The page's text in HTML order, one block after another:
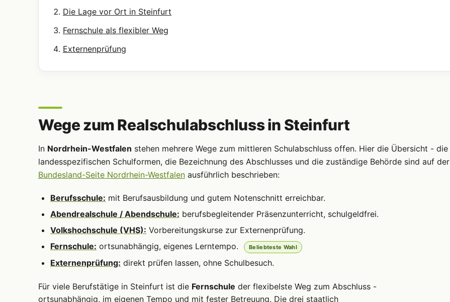
Die Lage vor Ort in Steinfurt
Fernschule als flexibler Weg
Externenprüfung
Wege zum Realschulabschluss in Steinfurt
In Nordrhein-Westfalen stehen mehrere Wege zum mittleren Schulabschluss offen. Hier die Übersicht - die
landesspezifischen Schulformen, die Bezeichnung des Abschlusses und die zuständige Behörde sind auf der
Bundesland-Seite Nordrhein-Westfalen ausführlich beschrieben:
Berufsschule: mit Berufsausbildung und gutem Notenschnitt erreichbar.
Abendrealschule / Abendschule: berufsbegleitender Präsenzunterricht, schulgeldfrei.
Volkshochschule (VHS): Vorbereitungskurse zur Externenprüfung.
Fernschule: ortsunabhängig, eigenes Lerntempo. Beliebteste Wahl
Externenprüfung: direkt prüfen lassen, ohne Schulbesuch.
Für viele Berufstätige in Steinfurt ist die Fernschule der flexibelste Weg zum Abschluss -
ortsunabhängig, im eigenen Tempo und mit fester Betreuung. Die drei staatlich